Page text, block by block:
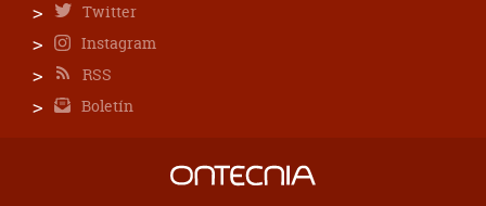
Twitter
Instagram
RSS
Boletín